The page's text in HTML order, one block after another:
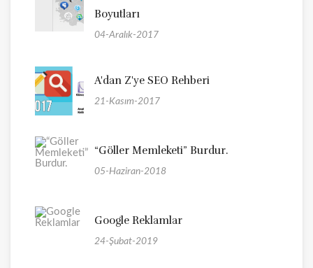
Boyutları
04-Aralık-2017
A'dan Z'ye SEO Rehberi
21-Kasım-2017
“Göller Memleketi” Burdur.
05-Haziran-2018
Google Reklamlar
24-Şubat-2019